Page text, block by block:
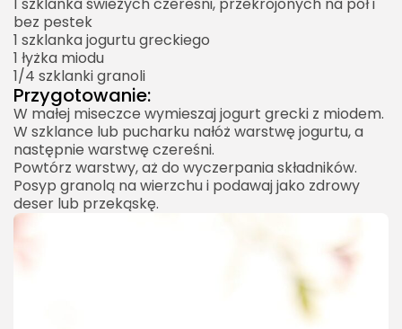
bez pestek
1 szklanka jogurtu greckiego
1 łyżka miodu
1/4 szklanki granoli
Przygotowanie:
W małej miseczce wymieszaj jogurt grecki z miodem.
W szklance lub pucharku nałóż warstwę jogurtu, a
następnie warstwę czereśni.
Powtórz warstwy, aż do wyczerpania składników.
Posyp granolą na wierzchu i podawaj jako zdrowy
deser lub przekąskę.